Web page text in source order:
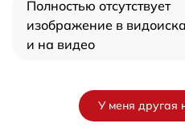
Полностью отсутствует
изображение в
и на видео
У меня другая